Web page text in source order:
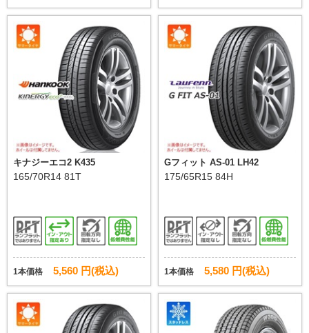
キナジーエコ2 K435
165/70R14 81T
1本価格 5,560 円(税込)
Gフィット AS-01 LH42
175/65R15 84H
1本価格 5,580 円(税込)